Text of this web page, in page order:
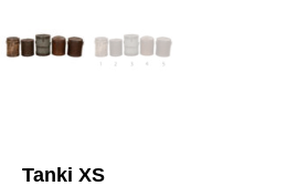
Tanki XS